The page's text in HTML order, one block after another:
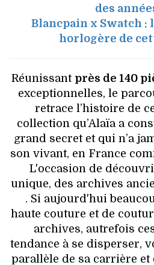
des
Blancpain x Swatch :
horlogère de
Réunissant près de 140
exceptionnelles, le
retrace l’histoire de
collection qu’Alaïa a
grand secret et qui n’a
son vivant, en France
L'occasion de
unique, des archives
. Si aujourd'hui
haute couture et de
archives, autrefois
tendance à se disperser,
parallèle de sa carrière et